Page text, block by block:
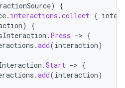
)
{
. interactions .collect {
)
{
. Press -> {
.add(interaction)
.Start -> {
.add(interaction)